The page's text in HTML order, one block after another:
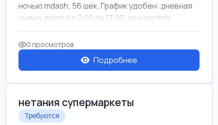
ночью mdash; 56 шек. График удобен: дневная
смена длится с 7:00 до 17:00, ночная mda...
0 просмотров
Подробнее
нетания супермаркеты
Требуются